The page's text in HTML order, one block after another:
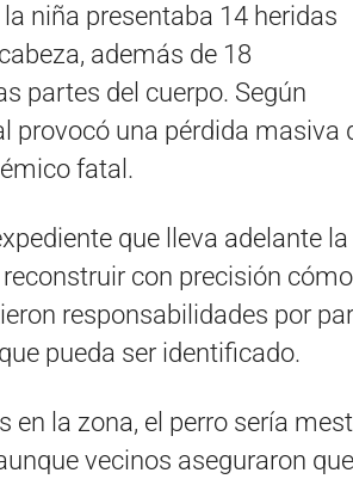
niña presentaba 14 heridas
además de 18
partes del cuerpo. Según
provocó una pérdida masiva
fatal.
que lleva adelante la
con precisión cómo
responsabilidades por
pueda ser identificado.
en la zona, el perro sería
vecinos aseguraron que